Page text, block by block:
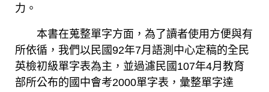
力。
本書在蒐整單字方面，為了讀者使用方便與有
所依循，我們以民國92年7月語測中心定稿的全民
英檢初級單字表為主，並過濾民國107年4月教育
部所公布的國中會考2000單字表，彙整單字達